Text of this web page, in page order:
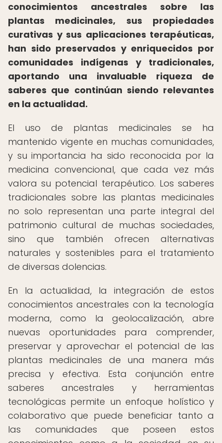
conocimientos ancestrales sobre las
plantas medicinales, sus propiedades
curativas y sus aplicaciones terapéuticas,
han sido preservados y enriquecidos por
comunidades indígenas y tradicionales,
aportando una invaluable riqueza de
saberes que continúan siendo relevantes
en la actualidad.
El uso de plantas medicinales se ha
mantenido vigente en muchas comunidades,
y su importancia ha sido reconocida por la
medicina convencional, que cada vez más
valora su potencial terapéutico. Los saberes
tradicionales sobre las plantas medicinales
no solo representan una parte integral del
patrimonio cultural de muchas sociedades,
sino que también ofrecen alternativas
naturales y sostenibles para el tratamiento
de diversas dolencias.
En la actualidad, la integración de estos
conocimientos ancestrales con la tecnología
moderna, como la geolocalización, abre
nuevas oportunidades para comprender,
preservar y aprovechar el potencial de las
plantas medicinales de una manera más
precisa y efectiva. Esta conjunción entre
saberes ancestrales y herramientas
tecnológicas permite un enfoque holístico y
colaborativo que puede beneficiar tanto a
las comunidades que poseen estos